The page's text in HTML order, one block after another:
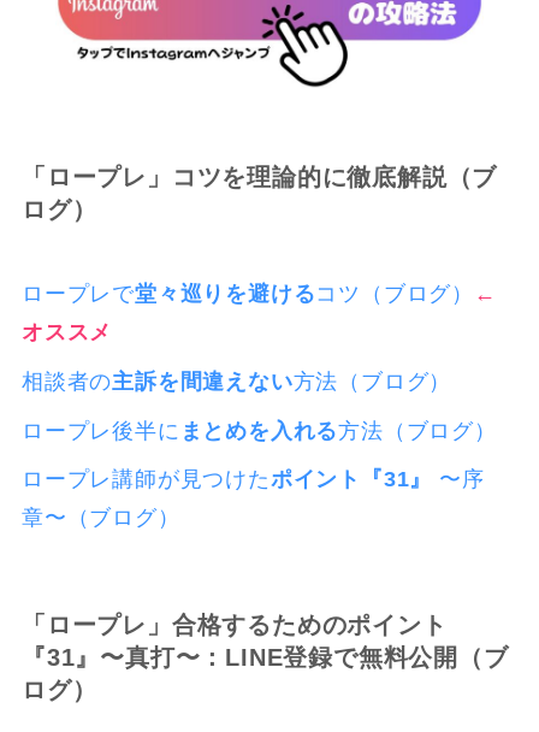
「ロープレ」コツを理論的に徹底解説（ブ
ログ）
ロープレで堂々巡りを避けるコツ（ブログ）
←
オススメ
相談者の主訴を間違えない方法（ブログ）
ロープレ後半に まとめを入れる方法（ブログ）
ロープレ講師が見つけたポイント『31』
〜序
章〜（ブログ）
「ロープレ」合格するためのポイント
『31』〜真打〜 ：LINE登録で無料公開（ブ
ログ）